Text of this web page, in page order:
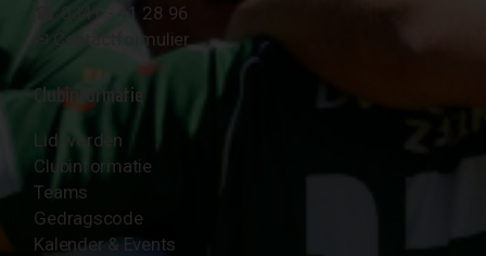
☎︎ 0341 - 41 28 96
✉︎ Contactformulier
Clubinformatie
Lid worden
Clubinformatie
Teams
Gedragscode
Kalender & Events